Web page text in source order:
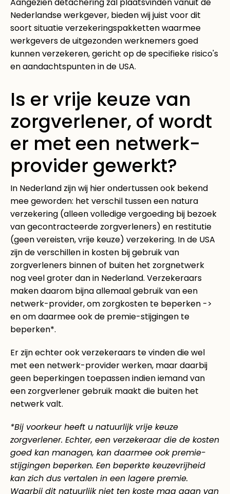
Nederlandse werkgever, bieden wij juist voor dit
soort situatie verzekeringspakketten waarmee
werkgevers de uitgezonden werknemers goed
kunnen verzekeren, gericht op de specifieke risico's
en aandachtspunten in de USA.
Is er vrije keuze van
zorgverlener, of wordt
er met een netwerk-
provider gewerkt?
In Nederland zijn wij hier ondertussen ook bekend
mee geworden: het verschil tussen een natura
verzekering (alleen volledige vergoeding bij bezoek
van gecontracteerde zorgverleners) en restitutie
(geen vereisten, vrije keuze) verzekering. In de USA
zijn de verschillen in kosten bij gebruik van
zorgverleners binnen of buiten het zorgnetwerk
nog veel groter dan in Nederland. Verzekeraars
maken daarom bijna allemaal gebruik van een
netwerk-provider, om zorgkosten te beperken ->
en om daarmee ook de premie-stijgingen te
beperken*.
Er zijn echter ook verzekeraars te vinden die wel
met een netwerk-provider werken, maar daarbij
geen beperkingen toepassen indien iemand van
een zorgverlener gebruik maakt die buiten het
netwerk valt.
*Bij voorkeur heeft u natuurlijk vrije keuze
zorgverlener. Echter, een verzekeraar die de kosten
goed kan managen, kan daarmee ook premie-
stijgingen beperken. Een beperkte keuzevrijheid
kan zich dus vertalen in een lagere premie.
Waarbij dit natuurlijk niet ten koste mag gaan van